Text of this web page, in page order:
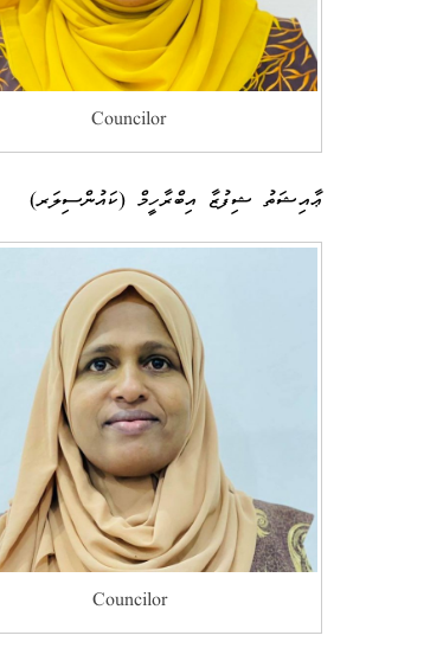
Councilor
ޢާއިޝަތު ޝިފުޒާ އިބްރާހީމް (ކައުންސިލަރ)
Councilor